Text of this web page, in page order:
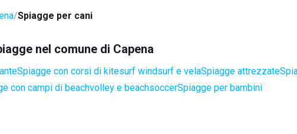
Spiagge per cani
nel comune di Capena
Spiagge con corsi di kitesurf windsurf e velaSpiagge attrezzate
con campi di beachvolley e beachsoccerSpiagge per bambini